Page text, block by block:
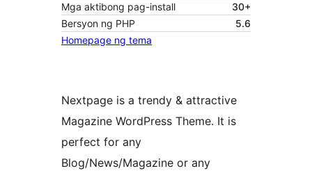
Mga aktibong pag-install
30+
Bersyon ng PHP
5.6
Homepage ng tema
Nextpage is a trendy & attractive
Magazine WordPress Theme. It is
perfect for any
Blog/News/Magazine or any